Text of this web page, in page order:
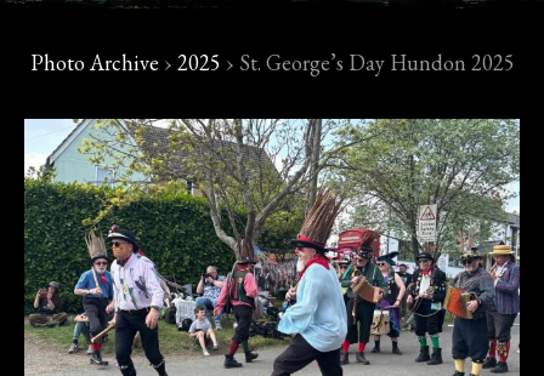
Photo Archive › 2025 › St. George’s Day Hundon 2025